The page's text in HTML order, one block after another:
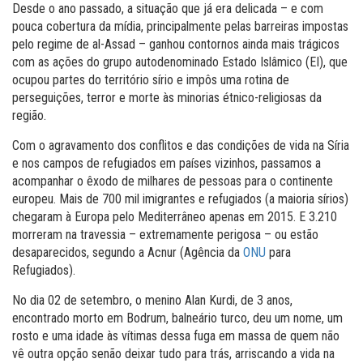
Desde o ano passado, a situação que já era delicada – e com
pouca cobertura da mídia, principalmente pelas barreiras impostas
pelo regime de al-Assad – ganhou contornos ainda mais trágicos
com as ações do grupo autodenominado Estado Islâmico (EI), que
ocupou partes do território sírio e impôs uma rotina de
perseguições, terror e morte às minorias étnico-religiosas da
região.
Com o agravamento dos conflitos e das condições de vida na Síria
e nos campos de refugiados em países vizinhos, passamos a
acompanhar o êxodo de milhares de pessoas para o continente
europeu. Mais de 700 mil imigrantes e refugiados (a maioria sírios)
chegaram à Europa pelo Mediterrâneo apenas em 2015. E 3.210
morreram na travessia – extremamente perigosa – ou estão
desaparecidos, segundo a Acnur (Agência da ONU para
Refugiados).
No dia 02 de setembro, o menino Alan Kurdi, de 3 anos,
encontrado morto em Bodrum, balneário turco, deu um nome, um
rosto e uma idade às vítimas dessa fuga em massa de quem não
vê outra opção senão deixar tudo para trás, arriscando a vida na